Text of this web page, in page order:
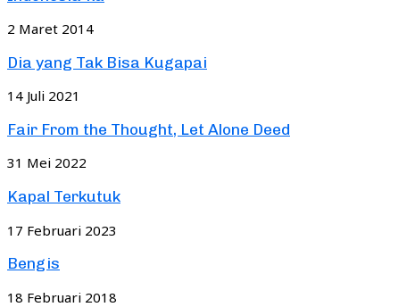
2 Maret 2014
Dia yang Tak Bisa Kugapai
14 Juli 2021
Fair From the Thought, Let Alone Deed
31 Mei 2022
Kapal Terkutuk
17 Februari 2023
Bengis
18 Februari 2018